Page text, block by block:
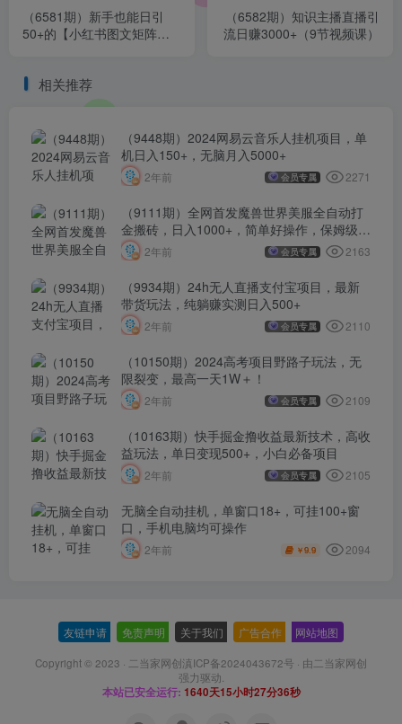
（6581期）新手也能日引
50+的【小红书图文矩阵引
（6582期）知识主播直播引
流日赚3000+（9节视频课）
相关推荐
（9448期）2024网易云音乐人挂机项目，单
机日入150+，无脑月入5000+
2年前 会员专属 2271
（9111期）全网首发魔兽世界美服全自动打
金搬砖，日入1000+，简单好操作，保姆级教
学
2年前 会员专属 2163
（9934期）24h无人直播支付宝项目，最新
带货玩法，纯躺赚实测日入500+
2年前 会员专属 2110
（10150期）2024高考项目野路子玩法，无
限裂变，最高一天1W＋！
2年前 会员专属 2109
（10163期）快手掘金撸收益最新技术，高收
益玩法，单日变现500+，小白必备项目
2年前 会员专属 2105
无脑全自动挂机，单窗口18+，可挂100+窗
口，手机电脑均可操作
2年前 ￥9.9 2094
友链申请 免责声明 关于我们 广告合作 网站地图
Copyright © 2023 · 二当家网创滇ICP备2024043672号 · 由二当家网创
强力驱动.
本站已安全运行: 1640天15小时27分36秒